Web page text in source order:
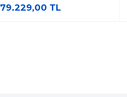
79.229,00 TL